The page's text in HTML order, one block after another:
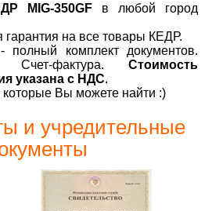
MIG-350GF в любой город
на все товары КЕДР.
комплект документов.
Счет-фактура. Стоимость
указана с НДС.
Вы можете найти :)
и учредительные